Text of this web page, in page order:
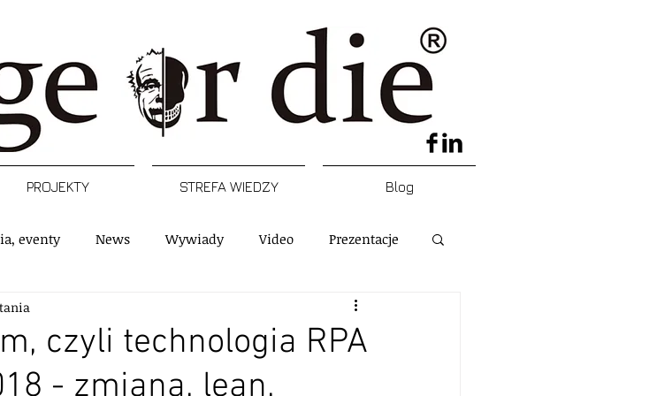
PROJEKTY STREFA WIEDZY Blog
eventy News Wywiady Video Prezentacje
Inspiracje
Krwawy piątek
czyli technologia RPA
- zmiana, lean,